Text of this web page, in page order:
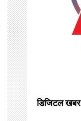
g
a
t
i
o
डिजिटल खबर